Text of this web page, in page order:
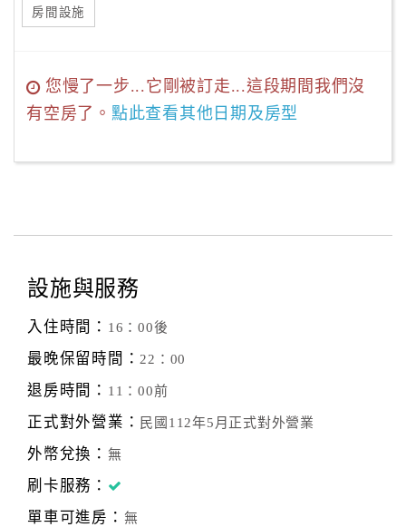
房間設施
您慢了一步...它剛被訂走...這段期間我們沒
有空房了。 點此查看其他日期及房型
設施與服務
入住時間： 16：00後
最晚保留時間：22：00
退房時間： 11：00前
正式對外營業： 民國112年5月正式對外營業
外幣兌換： 無
刷卡服務：
單車可進房： 無